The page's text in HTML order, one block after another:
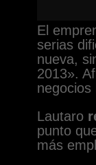
El
serias
nueva,
2013».
negocios
Lautaro
punto
más